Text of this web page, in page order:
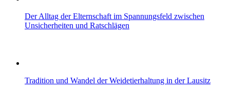
Der Alltag der Elternschaft im Spannungsfeld zwischen
Unsicherheiten und Ratschlägen
Tradition und Wandel der Weidetierhaltung in der Lausitz